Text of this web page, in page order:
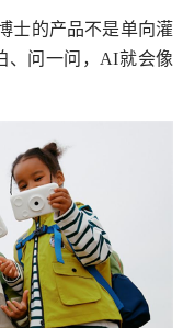
士的产品不是单向灌
问一问，AI就会像